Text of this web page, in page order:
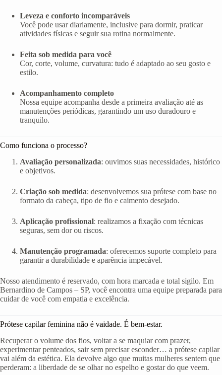
Leveza e conforto incomparáveis
Você pode usar diariamente, inclusive para dormir, praticar
atividades físicas e seguir sua rotina normalmente.
Feita sob medida para você
Cor, corte, volume, curvatura: tudo é adaptado ao seu gosto e
estilo.
Acompanhamento completo
Nossa equipe acompanha desde a primeira avaliação até as
manutenções periódicas, garantindo um uso duradouro e
tranquilo.
Como funciona o processo?
Avaliação personalizada: ouvimos suas necessidades, histórico
e objetivos.
Criação sob medida: desenvolvemos sua prótese com base no
formato da cabeça, tipo de fio e caimento desejado.
Aplicação profissional: realizamos a fixação com técnicas
seguras, sem dor ou riscos.
Manutenção programada: oferecemos suporte completo para
garantir a durabilidade e aparência impecável.
Nosso atendimento é reservado, com hora marcada e total sigilo. Em
Bernardino de Campos – SP, você encontra uma equipe preparada para
cuidar de você com empatia e excelência.
Prótese capilar feminina não é vaidade. É bem-estar.
Recuperar o volume dos fios, voltar a se maquiar com prazer,
experimentar penteados, sair sem precisar esconder… a prótese capilar
vai além da estética. Ela devolve algo que muitas mulheres sentem que
perderam: a liberdade de se olhar no espelho e gostar do que veem.